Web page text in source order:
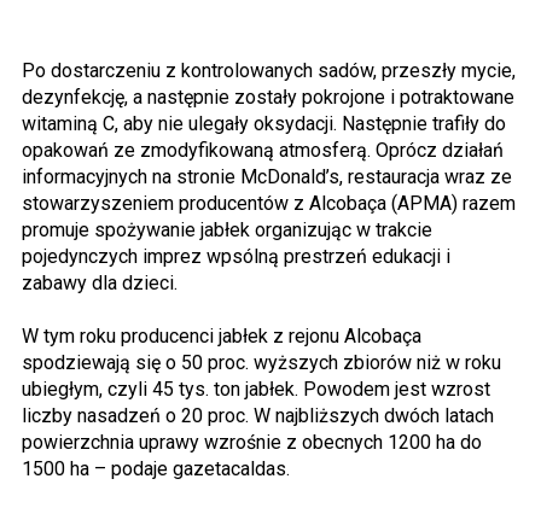
Po dostarczeniu z kontrolowanych sadów, przeszły mycie,
dezynfekcję, a następnie zostały pokrojone i potraktowane
witaminą C, aby nie ulegały oksydacji. Następnie trafiły do
opakowań ze zmodyfikowaną atmosferą. Oprócz działań
informacyjnych na stronie McDonald’s, restauracja wraz ze
stowarzyszeniem producentów z Alcobaça (APMA) razem
promuje spożywanie jabłek organizując w trakcie
pojedynczych imprez wpsólną prestrzeń edukacji i
zabawy dla dzieci.
W tym roku producenci jabłek z rejonu Alcobaça
spodziewają się o 50 proc. wyższych zbiorów niż w roku
ubiegłym, czyli 45 tys. ton jabłek. Powodem jest wzrost
liczby nasadzeń o 20 proc. W najbliższych dwóch latach
powierzchnia uprawy wzrośnie z obecnych 1200 ha do
1500 ha – podaje gazetacaldas.